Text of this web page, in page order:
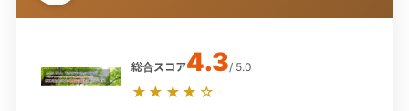
総合スコア4.3/ 5.0
★★★★☆